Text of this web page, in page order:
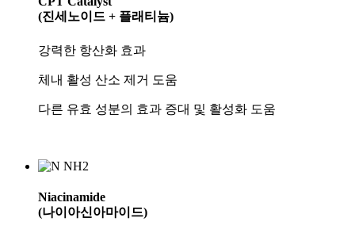
(진세노이드 + 플래티늄)
강력한 항산화 효과
체내 활성 산소 제거 도움
다른 유효 성분의 효과 증대 및 활성화 도움
Niacinamide
(나이아신아마이드)